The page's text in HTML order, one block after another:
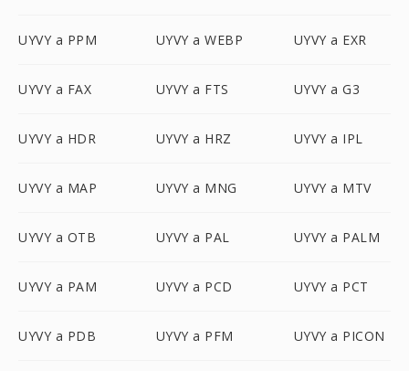
UYVY a PPM UYVY a WEBP UYVY a EXR
UYVY a FAX UYVY a FTS UYVY a G3
UYVY a HDR UYVY a HRZ UYVY a IPL
UYVY a MAP UYVY a MNG UYVY a MTV
UYVY a OTB UYVY a PAL UYVY a PALM
UYVY a PAM UYVY a PCD UYVY a PCT
UYVY a PDB UYVY a PFM UYVY a PICON